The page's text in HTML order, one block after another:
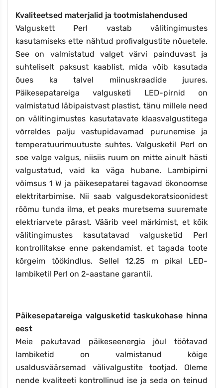
Kvaliteetsed materjalid ja tootmislahendused
Valguskett Perl vastab välitingimustes
kasutamiseks ette nähtud profivalgustite nõuetele.
See on valmistatud valget värvi painduvast ja
suhteliselt paksust kaablist, mida võib kasutada
õues ka talvel miinuskraadide juures.
Päikesepatareiga valgusketi LED-pirnid on
valmistatud läbipaistvast plastist, tänu millele need
on välitingimustes kasutatavate klaasvalgustitega
võrreldes palju vastupidavamad purunemise ja
temperatuurimuutuste suhtes. Valgusketil Perl on
soe valge valgus, niisiis ruum on mitte ainult hästi
valgustatud, vaid ka väga hubane. Lambipirni
võimsus 1 W ja päikesepatarei tagavad ökonoomse
elektritarbimise. Nii saab valgusdekoratsioonidest
rõõmu tunda ilma, et peaks muretsema suuremate
elektriarvete pärast. Väärib veel märkimist, et kõik
välitingimustes kasutatavad valgusketid Perl
kontrollitakse enne pakendamist, et tagada toote
kõrgeim töökindlus. Sellel 12,25 m pikal LED-
lambiketil Perl on 2-aastane garantii.
Päikesepatareiga valgusketid taskukohase hinna
eest
Meie pakutavad päikeseenergia jõul töötavad
lambiketid on valmistanud kõige
usaldusväärsemad välivalgustite tootjad. Oleme
nende kvaliteeti kontrollinud ise ja seda on teinud